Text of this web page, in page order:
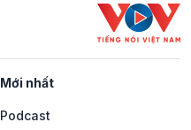
Mới nhất
Podcast